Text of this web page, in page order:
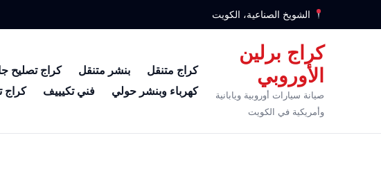
الشويخ الصناعية، الكويت
كراج برلين
الأوروبي
صيانة سيارات أوروبية ويابانية
وأمريكية في الكويت
كراج متنقل بنشر متنقل كراج تصليح
كهرباء وبنشر حولي
فني تكيييف كراج